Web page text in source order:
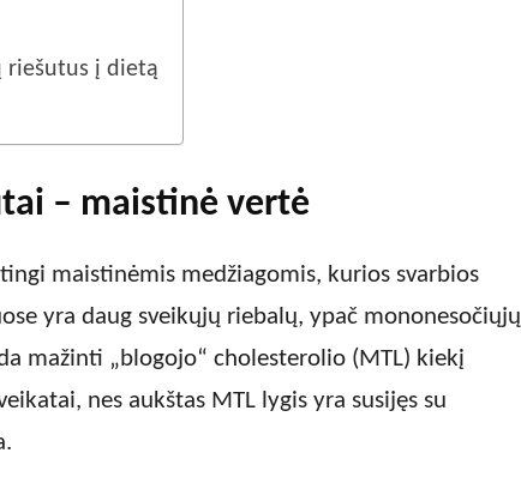
riešutus į dietą
– maistinė vertė
maistinėmis medžiagomis, kurios svarbios
yra daug sveikųjų riebalų, ypač mononesočiųjų
mažinti „blogojo“ cholesterolio (MTL) kiekį
nes aukštas MTL lygis yra susijęs su